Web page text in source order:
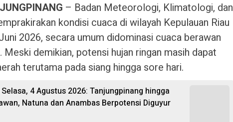
– Badan Meteorologi, Klimatologi, dan
kondisi cuaca di wilayah Kepulauan Riau
2026, secara umum didominasi cuaca berawan
Meski demikian, potensi hujan ringan masih dapat
terutama pada siang hingga sore hari.
4 Agustus 2026: Tanjungpinang hingga
Natuna dan Anambas Berpotensi Diguyur